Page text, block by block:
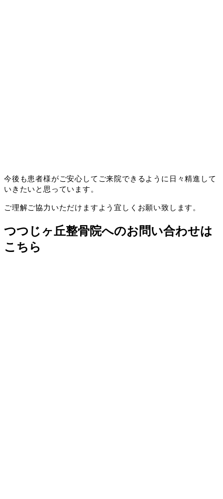
今後も患者様がご安心してご来院できるように日々精進して
いきたいと思っています。
ご理解ご協力いただけますよう宜しくお願い致します。
つつじヶ丘整骨院へのお問い合わせは
こちら